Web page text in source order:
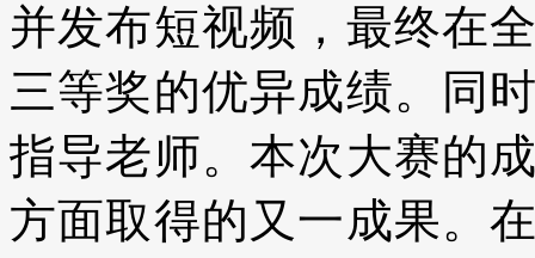
并发布短视频，最终在
三等奖的优异成绩。同
指导老师。本次大赛的
方面取得的又一成果。